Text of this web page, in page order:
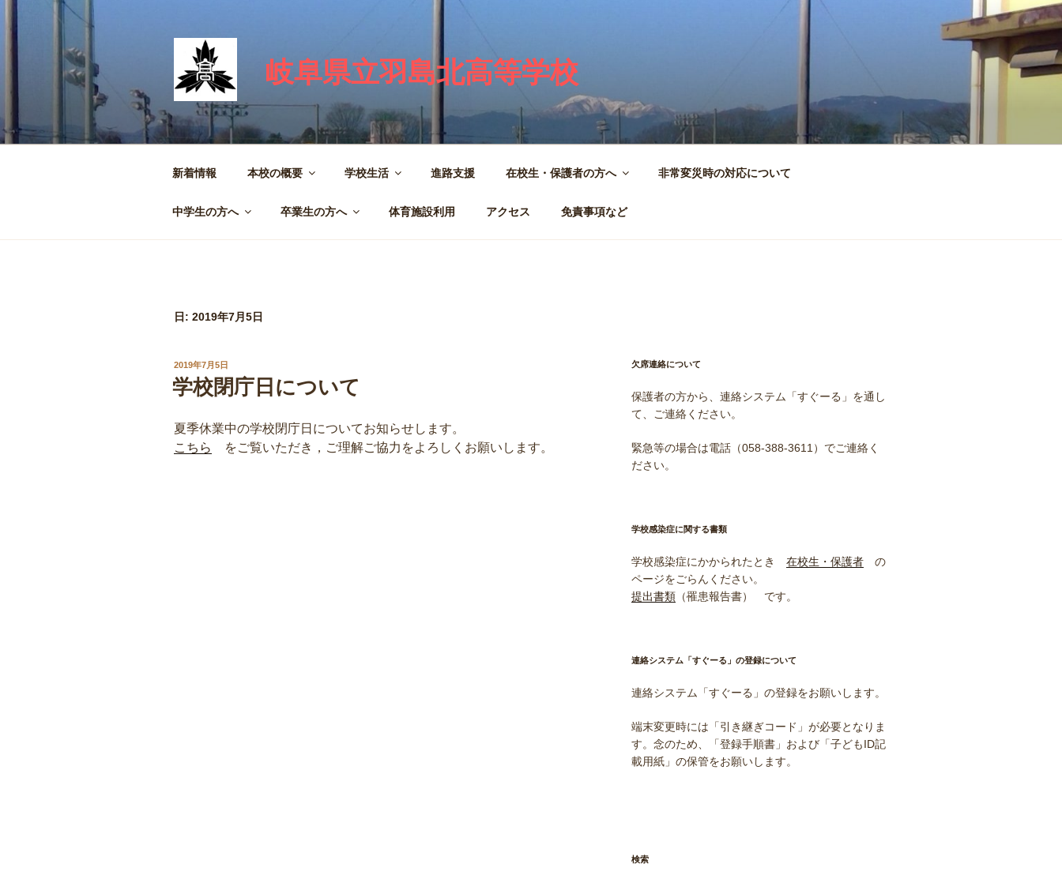
ン
キ
岐阜県立羽島北高等学校
新着情報 本校の概要 学校生活 進路支援 在校生・保護者の方へ 非常変災時の対応について
中学生の方へ 卒業生の方へ 体育施設利用 アクセス 免責事項など
日: 2019年7月5日
投
稿
日:
2019年7月5日
学校閉庁日について
夏季休業中の学校閉庁日についてお知らせします。
こちら
をご覧いただき，ご理解ご協力をよろしくお願いします。
欠席連絡について
保護者の方から、連絡システム「すぐーる」を通し
て、ご連絡ください。
緊急等の場合は電話（058-388-3611）でご連絡く
ださい。
学校感染症に関する書類
学校感染症にかかられたとき 在校生・保護者の
ページをごらんください。
提出書類（罹患報告書） です。
連絡システム「すぐーる」の登録について
連絡システム「すぐーる」の登録をお願いします。
端末変更時には「引き継ぎコード」が必要となりま
す。念のため、「登録手順書」および「子どもID記
載用紙」の保管をお願いします。
検索